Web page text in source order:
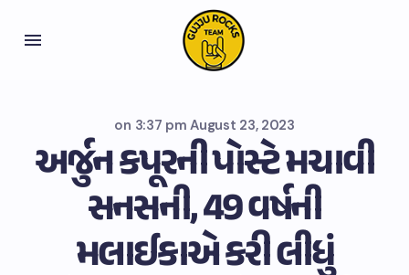
on 3:37 pm August 23, 2023
અર્જુન કપૂરની પોસ્ટે મચાવી
સનસની, 49 વર્ષની
મલાઈકાએ કરી લીધું